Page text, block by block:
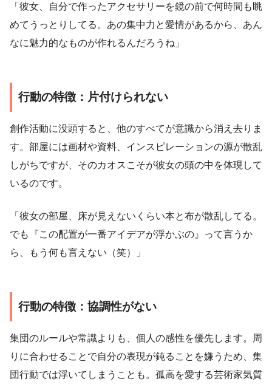
「彼女、自分で作ったアクセサリーを鏡の前で何時間も眺
めてうっとりしてる。あの集中力と愛情があるから、あん
なに魅力的なものが作れるんだろうね」
行動の特徴：片付けられない
創作活動に没頭すると、他のすべてが意識から消え去りま
す。部屋には画材や資料、インスピレーションの源が散乱
しがちですが、そのカオスこそが彼女の頭の中を体現して
いるのです。
「彼女の部屋、床が見えないくらい本と布が散乱してる。
でも『この配置が一番アイデアが浮かぶの』って言うか
ら、もう何も言えない（笑）」
行動の特徴：協調性がない
集団のルールや常識よりも、個人の感性を優先します。周
りに合わせることで自分の表現が鈍ることを嫌うため、集
団行動では浮いてしまうことも。孤高を愛する芸術家気質